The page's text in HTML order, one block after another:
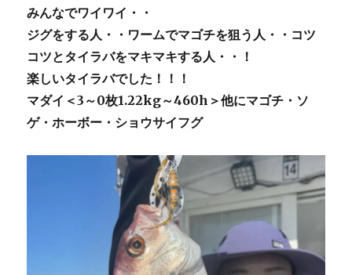
みんなでワイワイ・・
ジグをする人・・ワームでマゴチを狙う人・・コツ
コツとタイラバをマキマキする人・・！
楽しいタイラバでした！！！
マダイ＜3～0枚1.22kg～460h＞他にマゴチ・ソ
ゲ・ホーボー・ショウサイフグ